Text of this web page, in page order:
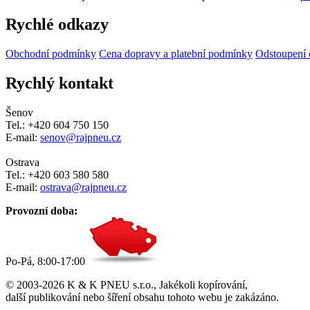
Rychlé odkazy
Obchodní podmínky Cena dopravy a platební podmínky Odstoupení
Rychlý kontakt
Šenov
Tel.: +420 604 750 150
E-mail: senov@rajpneu.cz
Ostrava
Tel.: +420 603 580 580
E-mail: ostrava@rajpneu.cz
Provozní doba:
Po-Pá, 8:00-17:00
© 2003-2026 K & K PNEU s.r.o., Jakékoli kopírování,
další publikování nebo šíření obsahu tohoto webu je zakázáno.